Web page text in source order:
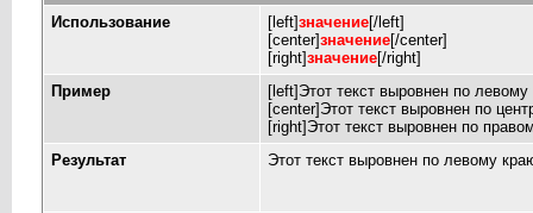
Использование [left]значение[/left]
[center]значение[/center]
[right]значение[/right]
Пример
[left]Этот текст выровнен по
[center]Этот текст выровнен по
[right]Этот текст выровнен по
Результат
Этот текст выровнен по левому